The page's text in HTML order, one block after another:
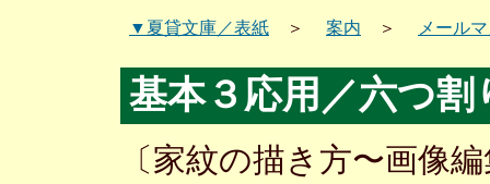
▼夏貸文庫／表紙 ＞ 案内 ＞ メール
基本３応用／六つ
〔家紋の描き方〜画像